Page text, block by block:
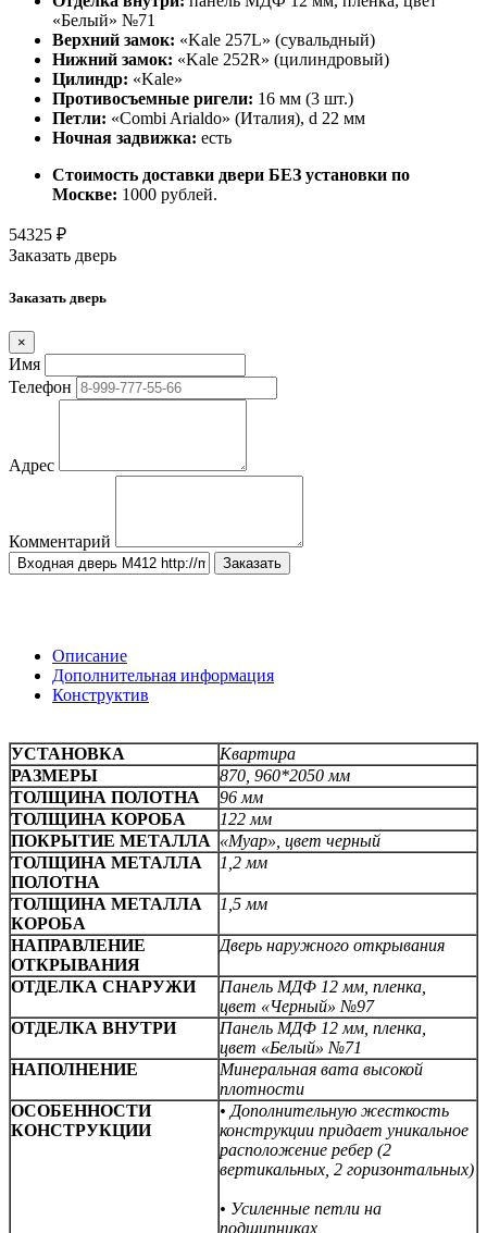
«Белый» №71
Верхний замок: «Kale 257L» (сувальдный)
Нижний замок: «Kale 252R» (цилиндровый)
Цилиндр: «Kale»
Противосъемные ригели: 16 мм (3 шт.)
Петли: «Combi Arialdo» (Италия), d 22 мм
Ночная задвижка: есть
Стоимость доставки двери БЕЗ установки по
Москве: 1000 рублей.
54325 ₽
Заказать дверь
Заказать дверь
×
Имя
Телефон
Адрес
Комментарий
Заказать
Описание
Дополнительная информация
Конструктив
УСТАНОВКА
Квартира
РАЗМЕРЫ
870, 960*2050 мм
ТОЛЩИНА ПОЛОТНА
96 мм
ТОЛЩИНА КОРОБА
122 мм
ПОКРЫТИЕ МЕТАЛЛА «Муар», цвет черный
ТОЛЩИНА МЕТАЛЛА
ПОЛОТНА
1,2 мм
ТОЛЩИНА МЕТАЛЛА
КОРОБА
1,5 мм
НАПРАВЛЕНИЕ
ОТКРЫВАНИЯ
Дверь наружного открывания
ОТДЕЛКА СНАРУЖИ
Панель МДФ 12 мм, пленка,
цвет «Черный» №97
ОТДЕЛКА ВНУТРИ
Панель МДФ 12 мм, пленка,
цвет «Белый» №71
НАПОЛНЕНИЕ
Минеральная вата высокой
плотности
ОСОБЕННОСТИ
КОНСТРУКЦИИ
• Дополнительную жесткость
конструкции придает уникальное
расположение ребер (2
вертикальных, 2 горизонтальных)
• Усиленные петли на
подшипниках